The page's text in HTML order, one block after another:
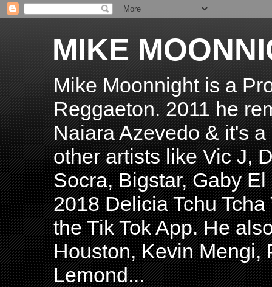
MIKE
Mike Moonnight is a
Reggaeton. 2011 he
Naiara Azevedo & it's
other artists like Vic J,
Socra, Bigstar, Gaby
2018 Delicia Tchu
the Tik Tok App. He
Houston, Kevin Mengi,
Lemond...